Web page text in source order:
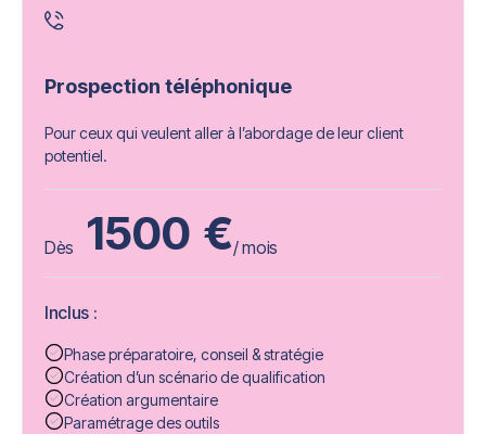
Prospection téléphonique
Pour ceux qui veulent aller à l’abordage de leur client
potentiel.
Dès 1500 €/ mois
Inclus :
Phase préparatoire, conseil & stratégie
Création d’un scénario de qualification
Création argumentaire
Paramétrage des outils